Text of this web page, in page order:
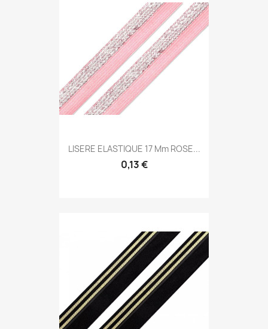
LISERE ELASTIQUE 17 Mm ROSE...
0,13 €